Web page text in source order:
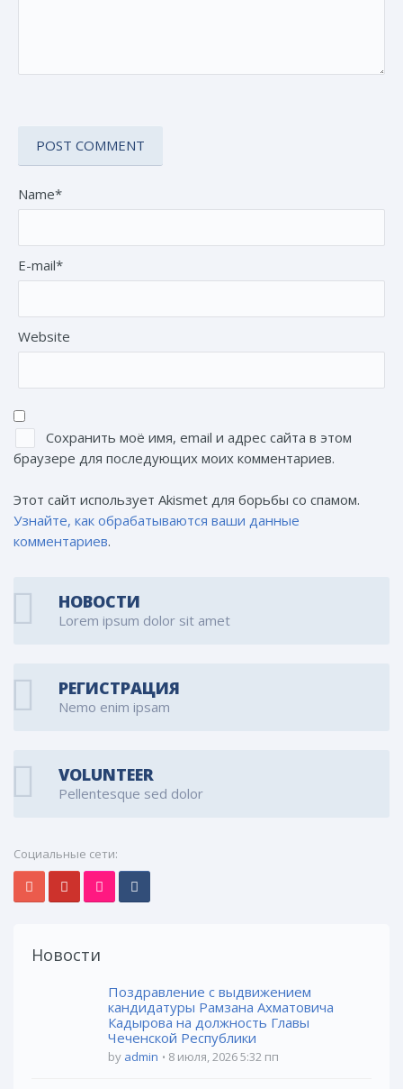
Name*
E-mail*
Website
Сохранить моё имя, email и адрес сайта в этом
браузере для последующих моих комментариев.
Этот сайт использует Akismet для борьбы со спамом.
Узнайте, как обрабатываются ваши данные
комментариев.
НОВОСТИ
Lorem ipsum dolor sit amet
РЕГИСТРАЦИЯ
Nemo enim ipsam
VOLUNTEER
Pellentesque sed dolor
Социальные сети:
Новости
Поздравление с выдвижением
кандидатуры Рамзана Ахматовича
Кадырова на должность Главы
Чеченской Республики
by admin 8 июля, 2026 5:32 пп